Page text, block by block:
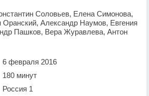
Соловьев, Елена Симонова,
Оранский, Александр Наумов, Евгения
Пашков, Вера Журавлева, Антон
6 февраля 2016
180 минут
Россия 1